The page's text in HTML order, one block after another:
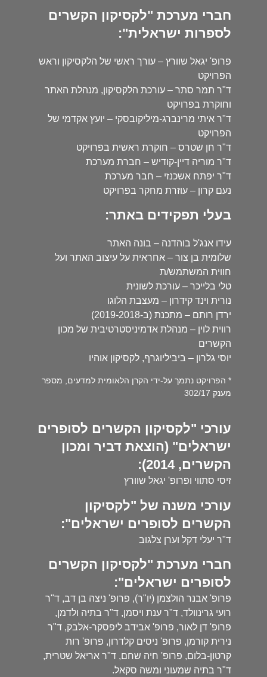
חברי מערכת "לקסיקון הקשרים
לספרות ישראלית":
פרופ' יגאל שוורץ – עורך ראשי של הלקסיקון וראש
הפרויקט
ד"ר תמר סתר – עורכת הלקסיקון, מנהלת האתר
וחוקרת בפרויקט
ד"ר איתי מרינברג-מיליקובסקי – יועץ אקדמי של
הפרויקט
ד"ר חן שטרס – חוקרת ראשית בפרויקט
ד"ר מוריה דיין-קודיש – חברת מערכת
ד"ר יפתח אשכנזי – חבר מערכת
נעם קרון – עוזרת מחקר בפרויקט
בעלי תפקידים באתר:
עידו אנג'ל בוהדנה – בונה האתר
שלומית בן צור – אחראית על עיצוב האתר ועל
חווית המשתמש/ת
טלי בלייכר – עורכת לשונית
נורית וינד קידרון – מעצבת הלוגו
ירדן רותם – מתכנת (ב-2019-2018)
רווית לוין – מנהלת אדמיניסטרטיבית של מכון
הקשרים
יוסי גלרון – ביביליוגרף, לקסיקון אוהיו
* הפרויקט נתמך על-ידי הקרן הלאומית למדעים, מספר
מענק 302/17
עורכי "לקסיקון הקשרים לסופרים
ישראלים" (הוצאת דביר ומכון
הקשרים, 2014):
זיסי סתווי ופרופ' יגאל שוורץ
עורכי משנה של "לקסיקון
הקשרים לסופרים ישראלים":
ד"ר יעלי דקל וערן צלגוב
חברי מערכת "לקסיקון הקשרים
לסופרים ישראלים":
פרופ' אבנר הולצמן (יו"ר), פרופ' ניצה בן דב, ד"ר
רועי גרינוולד, ד"ר ענת ויסמן, ד"ר בתיה ולדמן,
פרופ' דן לאור, פרופ' אבידב ליפסקר-אלבק, ד"ר
נירית קורמן, פרופ' ניסים קלדרון, פרופ' רות
קרטון-בלום, פרופ' חיה שחם, ד"ר אריאל שטרית,
ד"ר בתיה שמעוני ומשה סקאל.